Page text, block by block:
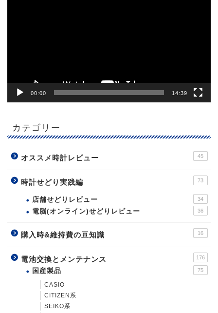
00:00 14:39
カテゴリー
オススメ時計レビュー 45
時計せどり実践編 73
店舗せどりレビュー 34
電脳(オンライン)せどりレビュー 36
購入時&維持費の豆知識 16
電池交換とメンテナンス 176
国産製品 75
CASIO
CITIZEN系
SEIKO系